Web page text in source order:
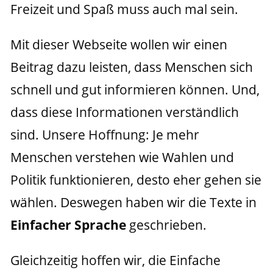
Freizeit und Spaß muss auch mal sein.
Mit dieser Webseite wollen wir einen
Beitrag dazu leisten, dass Menschen sich
schnell und gut informieren können. Und,
dass diese Informationen verständlich
sind. Unsere Hoffnung: Je mehr
Menschen verstehen wie Wahlen und
Politik funktionieren, desto eher gehen sie
Einfacher Sprache geschrieben.
Gleichzeitig hoffen wir, die Einfache